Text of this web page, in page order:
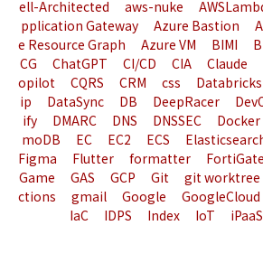
ell-Architected
aws-nuke
pplication Gateway
Azure Bastion
e Resource Graph
Azure VM BIMI
CG
ChatGPT CI/CD CIA Claude
opilot
CQRS CRM css Databricks
ip
DataSync DB DeepRacer
ify
DMARC DNS DNSSEC Docker
moDB
EC EC2 ECS
Figma
Flutter formatter FortiGate
Game
GAS GCP Git git worktree
ctions
gmail Google GoogleCloud
IaC
IDPS Index IoT iPaaS